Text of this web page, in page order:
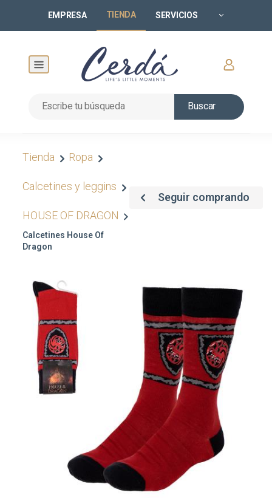
EMPRESA TIENDA SERVICIOS
Buscar
Tienda Ropa
Calcetines y leggins
HOUSE OF DRAGON
Calcetines House Of
Dragon
Seguir comprando